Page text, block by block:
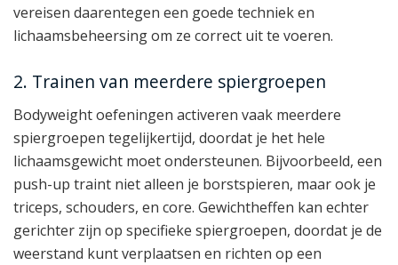
vereisen daarentegen een goede techniek en
lichaamsbeheersing om ze correct uit te voeren.
2. Trainen van meerdere spiergroepen
Bodyweight oefeningen activeren vaak meerdere
spiergroepen tegelijkertijd, doordat je het hele
lichaamsgewicht moet ondersteunen. Bijvoorbeeld, een
push-up traint niet alleen je borstspieren, maar ook je
triceps, schouders, en core. Gewichtheffen kan echter
gerichter zijn op specifieke spiergroepen, doordat je de
weerstand kunt verplaatsen en richten op een